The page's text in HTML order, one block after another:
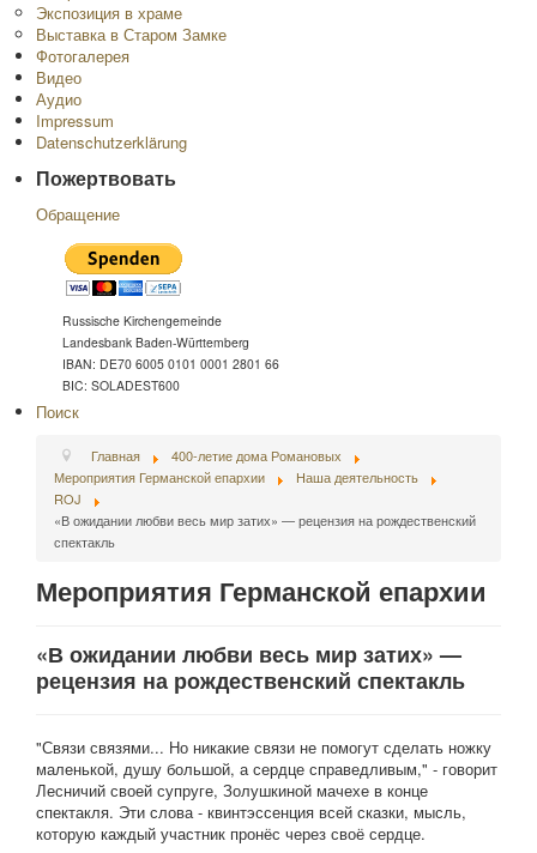
Экспозиция в храме
Выставка в Старом Замке
Фотогалерея
Видео
Аудио
Impressum
Datenschutzerklärung
Пожертвовать
Обращение
Russische Kirchengemeinde
Landesbank Baden-Württemberg
IBAN: DE70 6005 0101 0001 2801 66
BIC: SOLADEST600
Поиск
Главная
400-летие дома Романовых
Мероприятия Германской епархии
Наша деятельность
ROJ
«В ожидании любви весь мир затих» — рецензия на рождественский
спектакль
Мероприятия Германской епархии
«В ожидании любви весь мир затих» —
рецензия на рождественский спектакль
"Связи связями... Но никакие связи не помогут сделать ножку
маленькой, душу большой, а сердце справедливым," - говорит
Лесничий своей супруге, Золушкиной мачехе в конце
спектакля. Эти слова - квинтэссенция всей сказки, мысль,
которую каждый участник пронёс через своё сердце.